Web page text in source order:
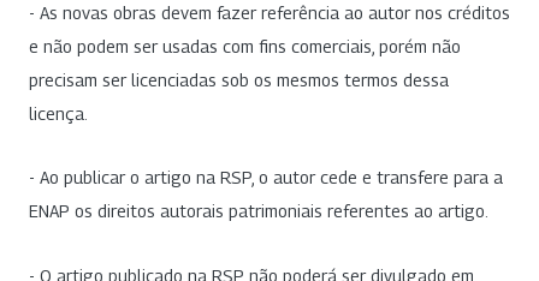
- As novas obras devem fazer referência ao autor nos créditos
e não podem ser usadas com fins comerciais, porém não
precisam ser licenciadas sob os mesmos termos dessa
licença.
- Ao publicar o artigo na RSP, o autor cede e transfere para a
ENAP os direitos autorais patrimoniais referentes ao artigo.
- O artigo publicado na RSP não poderá ser divulgado em